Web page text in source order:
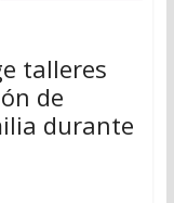
talleres
de
durante